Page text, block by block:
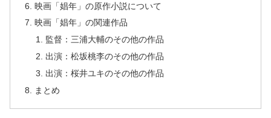
映画「娼年」の原作小説について
映画「娼年」の関連作品
監督：三浦大輔のその他の作品
出演：松坂桃李のその他の作品
出演：桜井ユキのその他の作品
まとめ